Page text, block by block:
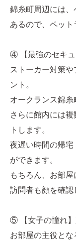
錦糸町周辺には
あるので、ペット
④ 【最強のセキュ
ストーカー対策
ント。
オークランス錦
さらに館内には
トします。
夜遅い時間の帰
ができます。
もちろん、お部
訪問者も顔を確認
⑤ 【女子の憧れ
お部屋の主役と